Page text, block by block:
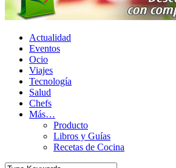
Actualidad
Eventos
Ocio
Viajes
Tecnología
Salud
Chefs
Más…
Producto
Libros y Guías
Recetas de Cocina